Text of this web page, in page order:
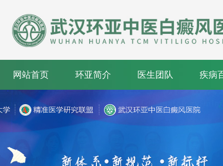
网站首页 环亚简介 医生团队 疾病